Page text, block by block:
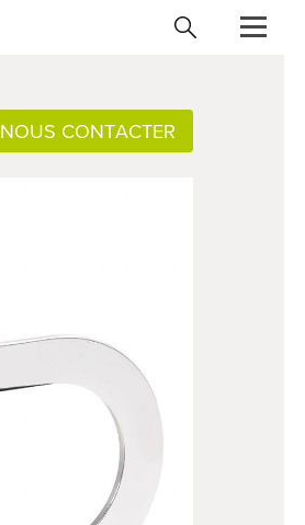
NOUS CONTACTER